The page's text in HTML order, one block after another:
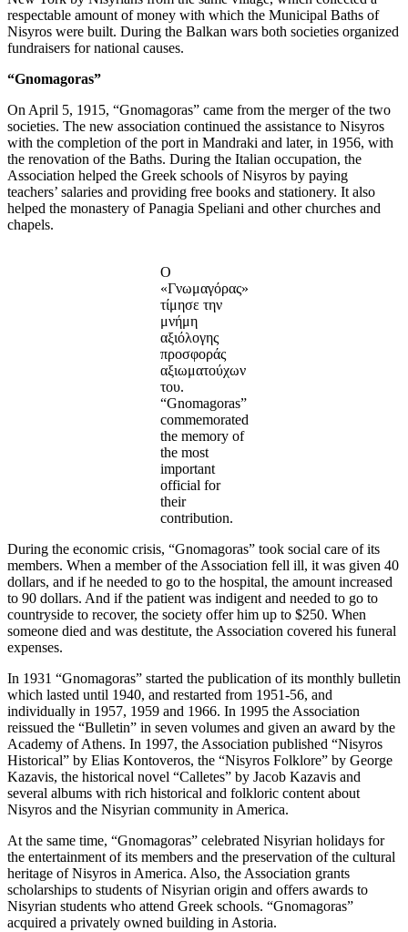
respectable amount of money with which the Municipal Baths of
Nisyros were built. During the Balkan wars both societies organized
fundraisers for national causes.
“Gnomagoras”
On April 5, 1915, “Gnomagoras” came from the merger of the two
societies. The new association continued the assistance to Nisyros
with the completion of the port in Mandraki and later, in 1956, with
the renovation of the Baths. During the Italian occupation, the
Association helped the Greek schools of Nisyros by paying
teachers’ salaries and providing free books and stationery. It also
helped the monastery of Panagia Speliani and other churches and
chapels.
Ο
«Γνωμαγόρας»
τίμησε την
μνήμη
αξιόλογης
προσφοράς
αξιωματούχων
του.
“Gnomagoras”
commemorated
the memory of
the most
important
official for
their
contribution.
During the economic crisis, “Gnomagoras” took social care of its
members. When a member of the Association fell ill, it was given 40
dollars, and if he needed to go to the hospital, the amount increased
to 90 dollars. And if the patient was indigent and needed to go to
countryside to recover, the society offer him up to $250. When
someone died and was destitute, the Association covered his funeral
expenses.
In 1931 “Gnomagoras” started the publication of its monthly bulletin
which lasted until 1940, and restarted from 1951-56, and
individually in 1957, 1959 and 1966. In 1995 the Association
reissued the “Bulletin” in seven volumes and given an award by the
Academy of Athens. In 1997, the Association published “Nisyros
Historical” by Elias Kontoveros, the “Nisyros Folklore” by George
Kazavis, the historical novel “Calletes” by Jacob Kazavis and
several albums with rich historical and folkloric content about
Nisyros and the Nisyrian community in America.
At the same time, “Gnomagoras” celebrated Nisyrian holidays for
the entertainment of its members and the preservation of the cultural
heritage of Nisyros in America. Also, the Association grants
scholarships to students of Nisyrian origin and offers awards to
Nisyrian students who attend Greek schools. “Gnomagoras”
acquired a privately owned building in Astoria.